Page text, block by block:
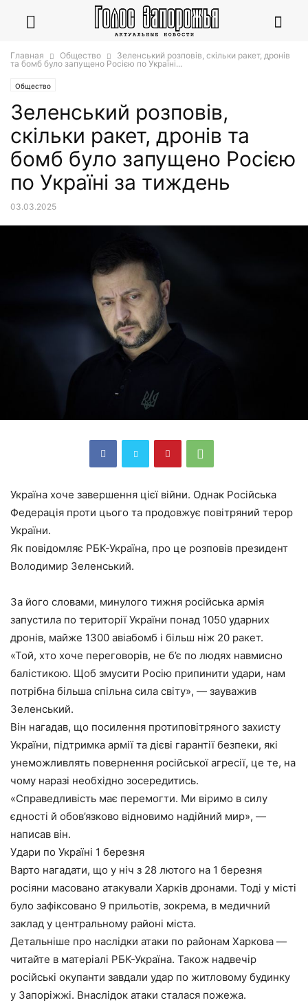
Главная Общество
Зеленський розповів, скільки ракет, дронів
та бомб було запущено Росією по Україні...
Общество
Зеленський розповів,
скільки ракет, дронів та
бомб було запущено Росією
по Україні за тиждень
03.03.2025
Україна хоче завершення цієї війни. Однак Російська
Федерація проти цього та продовжує повітряний терор
України.
Як повідомляє РБК-Україна, про це розповів президент
Володимир Зеленський.
За його словами, минулого тижня російська армія
запустила по території України понад 1050 ударних
дронів, майже 1300 авіабомб і більш ніж 20 ракет.
«Той, хто хоче переговорів, не б’є по людях навмисно
балістикою. Щоб змусити Росію припинити удари, нам
потрібна більша спільна сила світу», — зауважив
Зеленський.
Він нагадав, що посилення протиповітряного захисту
України, підтримка армії та дієві гарантії безпеки, які
унеможливлять повернення російської агресії, це те, на
чому наразі необхідно зосередитись.
«Справедливість має перемогти. Ми віримо в силу
єдності й обов’язково відновимо надійний мир», —
написав він.
Удари по Україні 1 березня
Варто нагадати, що у ніч з 28 лютого на 1 березня
росіяни масовано атакували Харків дронами. Тоді у місті
було зафіксовано 9 прильотів, зокрема, в медичний
заклад у центральному районі міста.
Детальніше про наслідки атаки по районам Харкова —
читайте в матеріалі РБК-Україна. Також надвечір
російські окупанти завдали удар по житловому будинку
у Запоріжжі. Внаслідок атаки сталася пожежа.